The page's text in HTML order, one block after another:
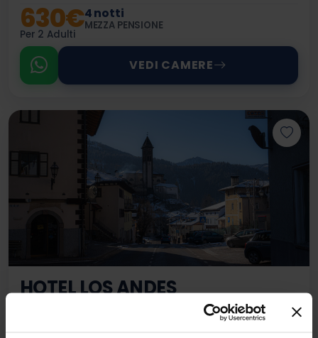
630€4 notti
MEZZA PENSIONE
Per 2 Adulti
VEDI CAMERE
HOTEL LOS ANDES
L’ Hotel Los Andes è un confortevole struttura a Castello